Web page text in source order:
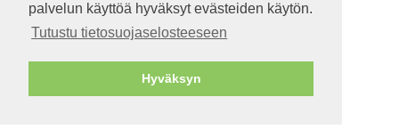
palvelun käyttöä hyväksyt evästeiden käytön.
Tutustu tietosuojaselosteeseen
Hyväksyn
palvelun käyttöä hyväksyt evästeiden käytön.
Tutustu tietosuojaselosteeseen
Hyväksyn